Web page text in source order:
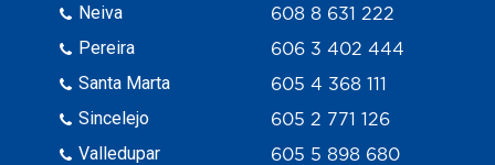
Neiva
Pereira
Santa Marta
Sincelejo
Valledupar
608 8 631 222
606 3 402 444
605 4 368 111
605 2 771 126
605 5 898 680